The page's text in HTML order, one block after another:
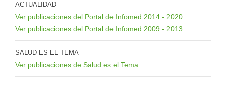
ACTUALIDAD
Ver publicaciones del Portal de Infomed 2014 - 2020
Ver publicaciones del Portal de Infomed 2009 - 2013
SALUD ES EL TEMA
Ver publicaciones de Salud es el Tema